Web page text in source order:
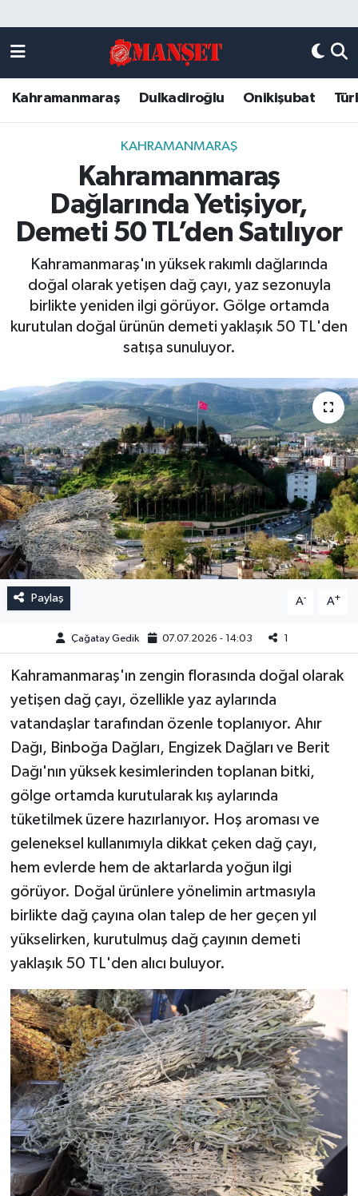
Kahramanmaraş Dulkadiroğlu Onikişubat
KAHRAMANMARAŞ
Kahramanmaraş
Dağlarında Yetişiyor,
Demeti 50 TL’den Satılıyor
Kahramanmaraş'ın yüksek rakımlı dağlarında
doğal olarak yetişen dağ çayı, yaz sezonuyla
birlikte yeniden ilgi görüyor. Gölge ortamda
kurutulan doğal ürünün demeti yaklaşık 50 TL'den
satışa sunuluyor.
Paylaş A- A+
Çağatay Gedik 07.07.2026 - 14:03 1
Kahramanmaraş'ın zengin florasında doğal olarak
yetişen dağ çayı, özellikle yaz aylarında
vatandaşlar tarafından özenle toplanıyor. Ahır
Dağı, Binboğa Dağları, Engizek Dağları ve Berit
Dağı'nın yüksek kesimlerinden toplanan bitki,
gölge ortamda kurutularak kış aylarında
tüketilmek üzere hazırlanıyor. Hoş aroması ve
geleneksel kullanımıyla dikkat çeken dağ çayı,
hem evlerde hem de aktarlarda yoğun ilgi
görüyor. Doğal ürünlere yönelimin artmasıyla
birlikte dağ çayına olan talep de her geçen yıl
yükselirken, kurutulmuş dağ çayının demeti
yaklaşık 50 TL'den alıcı buluyor.
DULKADİROĞLU
KAHRAMANMARAŞ
ONİKİŞUBAT
ÖZEL HABER
Künye
Kahramanmaraş Nöbetçi Eczaneler
Kahramanmaraş Hava Durumu
Kahramanmaraş Trafik Yoğunluk Haritası
Süper Lig Puan Durumu ve Fikstür
Tüm Manşetler
Son Dakika Haberleri
Haber Arşivi